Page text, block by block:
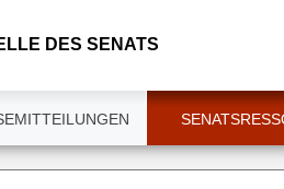
DES SENATS